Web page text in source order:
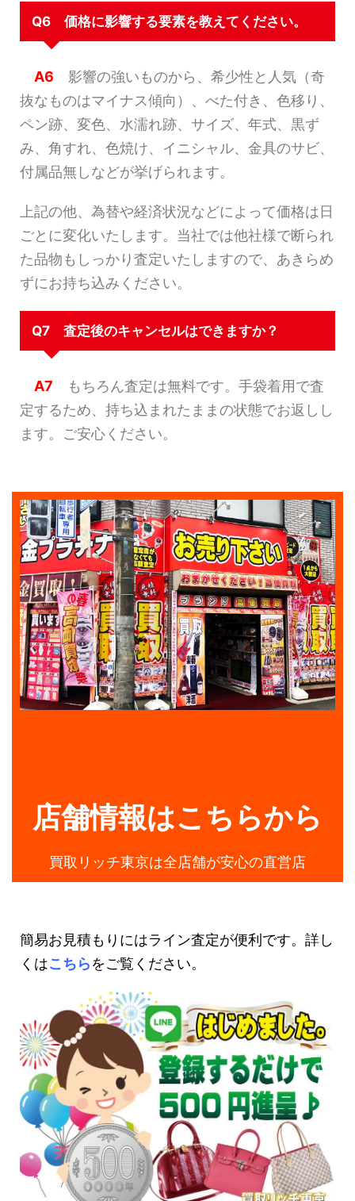
Q6 価格に影響する要素を教えてください。
A6 影響の強いものから、希少性と人気（奇
抜なものはマイナス傾向）、べた付き、色移り、
ペン跡、変色、水濡れ跡、サイズ、年式、黒ず
み、角すれ、色焼け、イニシャル、金具のサビ、
付属品無しなどが挙げられます。
上記の他、為替や経済状況などによって価格は日
ごとに変化いたします。当社では他社様で断られ
た品物もしっかり査定いたしますので、あきらめ
ずにお持ち込みください。
Q7 査定後のキャンセルはできますか？
A7 もちろん査定は無料です。手袋着用で査
定するため、持ち込まれたままの状態でお返しし
ます。ご安心ください。
店舗情報はこちらから
買取リッチ東京は全店舗が安心の直営店
簡易お見積もりにはライン査定が便利です。詳し
くはこちらをご覧ください。